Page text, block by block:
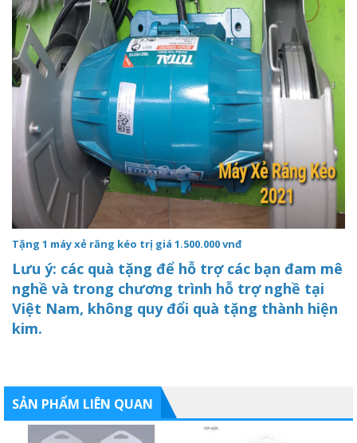
Tặng 1 máy xẻ răng kéo trị giá 1.500.000 vnđ
Lưu ý: các quà tặng để hỗ trợ các bạn đam mê
nghề và trong chương trình hỗ trợ nghề tại
Việt Nam, không quy đổi quà tặng thành hiện
kim.
SẢN PHẨM LIÊN QUAN